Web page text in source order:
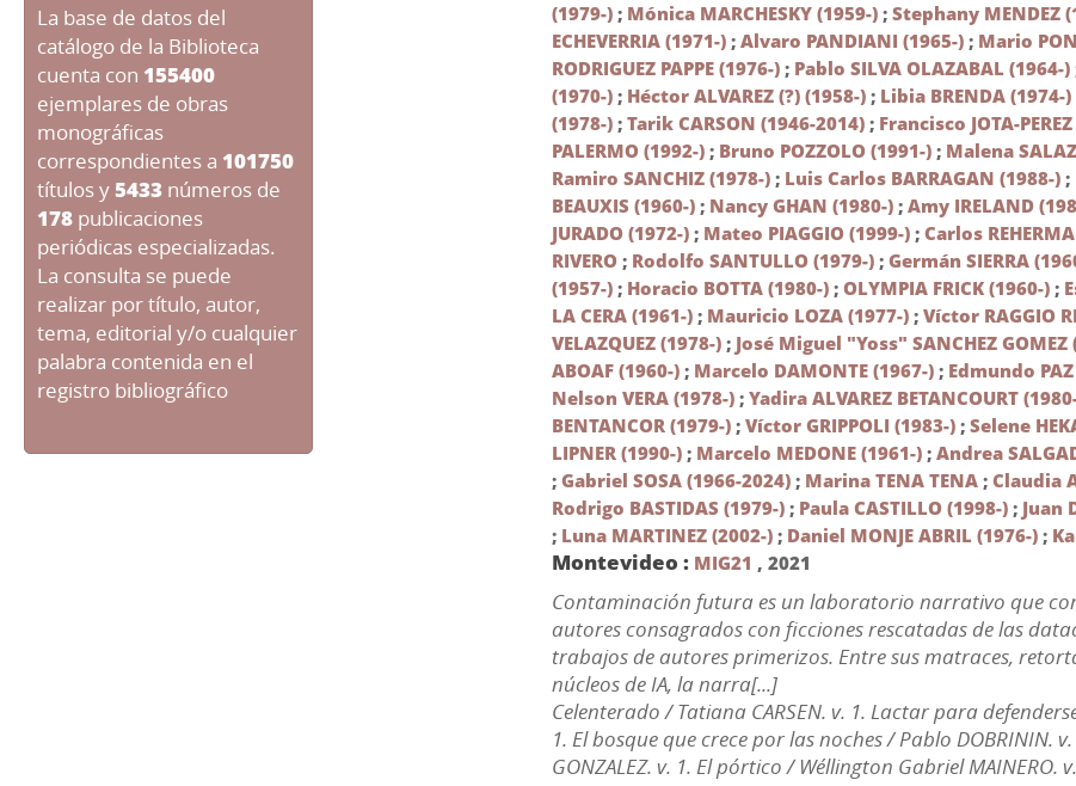
(1979-) ; Mónica MARCHESKY (1959-) ;Stephany MENDEZ
ECHEVERRIA (1971-) ;Alvaro PANDIANI (1965-) ; Mario
RODRIGUEZ PAPPE (1976-) ; Pablo SILVA OLAZABAL (1964-)
(1970-) ; Héctor ALVAREZ (?) (1958-) ; Libia BRENDA (1974-)
(1978-) ;Tarik CARSON (1946-2014) ; Francisco JOTA-
PALERMO (1992-) ; Bruno POZZOLO (1991-) ; Malena
Ramiro SANCHIZ (1978-) ; Luis Carlos BARRAGAN (1988-) ;
BEAUXIS (1960-) ; Nancy GHAN (1980-) ;Amy IRELAND
JURADO (1972-) ; Mateo PIAGGIO (1999-) ;Carlos
RIVERO ; Rodolfo SANTULLO (1979-) ;Germán SIERRA
(1957-) ; Horacio BOTTA (1980-) ;OLYMPIA FRICK (1960-) ;
LA CERA (1961-) ; Mauricio LOZA (1977-) ;Víctor RAGGIO
VELAZQUEZ (1978-) ; José Miguel "Yoss" SANCHEZ GOMEZ
ABOAF (1960-) ; Marcelo DAMONTE (1967-) ; Edmundo
Nelson VERA (1978-) ;Yadira ALVAREZ BETANCOURT
BENTANCOR (1979-) ;Víctor GRIPPOLI (1983-) ;Selene
LIPNER (1990-) ; Marcelo MEDONE (1961-) ;Andrea
;Gabriel SOSA (1966-2024) ; Marina TENA TENA ;Claudia
Rodrigo BASTIDAS (1979-) ; Paula CASTILLO (1998-) ; Juan
; Luna MARTINEZ (2002-) ; Daniel MONJE ABRIL (1976-) ;
Montevideo : MIG21 ,2021
Contaminación futura es un laboratorio narrativo que
autores consagrados con ficciones rescatadas de las
trabajos de autores primerizos. Entre sus matraces,
núcleos de IA, la narra[...]
Celenterado / Tatiana CARSEN. v. 1. Lactar para
1. El bosque que crece por las noches / Pablo DOBRININ.
GONZALEZ. v. 1. El pórtico / Wéllington Gabriel MAINERO.
La base de datos del
catálogo de la Biblioteca
cuenta con 155400
ejemplares de obras
monográficas
correspondientes a 101750
títulos y5433 números de
178 publicaciones
periódicas especializadas.
La consulta se puede
realizar por título, autor,
tema, editorial y/o cualquier
palabra contenida en el
registro bibliográfico